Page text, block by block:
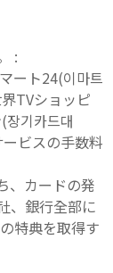
:
ート24(이마트
TVショッピ
기카드대
ビスの手数料
、カードの発
、銀行全部に
特典を取得す